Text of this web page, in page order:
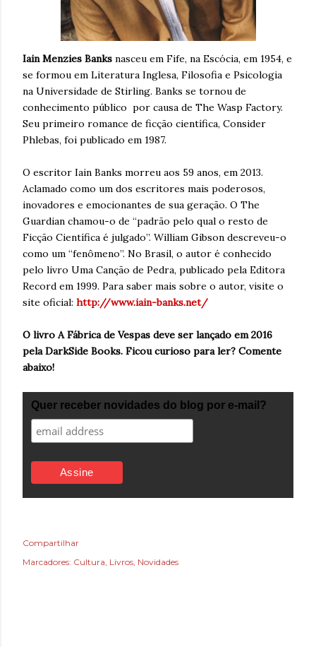
Iain Menzies Banks nasceu em Fife, na Escócia, em 1954, e
se formou em Literatura Inglesa, Filosofia e Psicologia
na Universidade de Stirling. Banks se tornou de
conhecimento público por causa de The Wasp Factory.
Seu primeiro romance de ficção científica, Consider
Phlebas, foi publicado em 1987.
O escritor Iain Banks morreu aos 59 anos, em 2013.
Aclamado como um dos escritores mais poderosos,
inovadores e emocionantes de sua geração. O The
Guardian chamou-o de “padrão pelo qual o resto de
Ficção Científica é julgado”. William Gibson descreveu-o
como um “fenômeno”. No Brasil, o autor é conhecido
pelo livro Uma Canção de Pedra, publicado pela Editora
Record em 1999. Para saber mais sobre o autor, visite o
site oficial: http://www.iain-banks.net/
O livro A Fábrica de Vespas deve ser lançado em 2016
pela DarkSide Books. Ficou curioso para ler? Comente
abaixo!
Quer receber novidades do blog por e-mail?
Compartilhar
Marcadores: Cultura Livros Novidades